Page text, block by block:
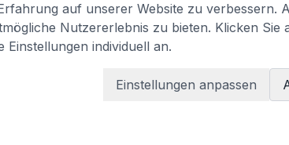
auf unserer Website zu verbessern.
Nutzererlebnis zu bieten. Klicken Sie
individuell an.
Einstellungen anpassen